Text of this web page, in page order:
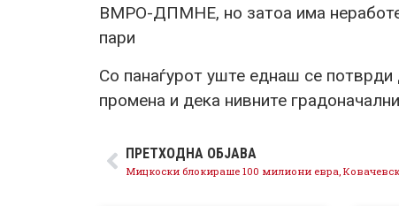
ВМРО-ДПМНЕ, но затоа има
пари
Со панаѓурот уште еднаш се
промена и дека нивните
ПРЕТХОДНА ОБЈАВА